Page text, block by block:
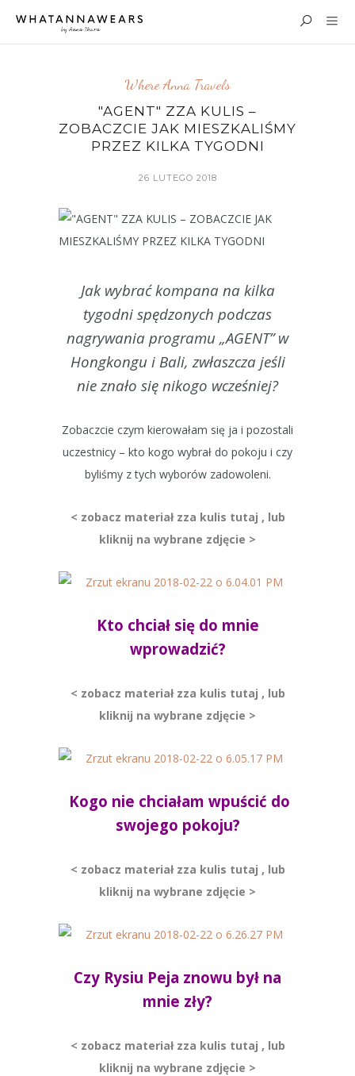
Where Anna Travels
"AGENT" ZZA KULIS –
ZOBACZCIE JAK MIESZKALIŚMY
PRZEZ KILKA TYGODNI
26 LUTEGO 2018
Jak wybrać kompana na kilka
tygodni spędzonych podczas
nagrywania programu „AGENT” w
Hongkongu i Bali, zwłaszcza jeśli
nie znało się nikogo wcześniej?
Zobaczcie czym kierowałam się ja i pozostali
uczestnicy – kto kogo wybrał do pokoju i czy
byliśmy z tych wyborów zadowoleni.
< zobacz materiał zza kulis tutaj , lub
kliknij na wybrane zdjęcie >
Kto chciał się do mnie
wprowadzić?
< zobacz materiał zza kulis tutaj , lub
kliknij na wybrane zdjęcie >
Kogo nie chciałam wpuścić do
swojego pokoju?
< zobacz materiał zza kulis tutaj , lub
kliknij na wybrane zdjęcie >
Czy Rysiu Peja znowu był na
mnie zły?
< zobacz materiał zza kulis tutaj , lub
kliknij na wybrane zdjęcie >